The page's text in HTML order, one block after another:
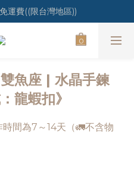
運費((限台灣地區))
魚座 | 水晶手鍊
龍蝦扣》
間為7～14天（🚛不含物